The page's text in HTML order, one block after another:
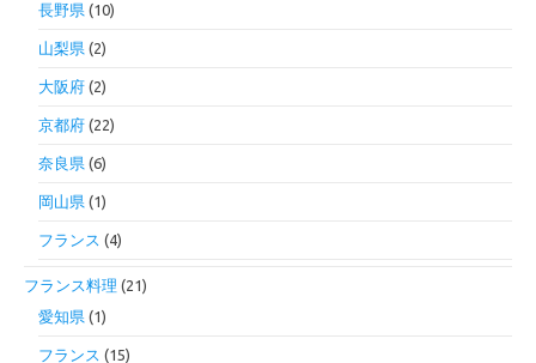
長野県 (10)
山梨県 (2)
大阪府 (2)
京都府 (22)
奈良県 (6)
岡山県 (1)
フランス (4)
フランス料理 (21)
愛知県 (1)
フランス (15)